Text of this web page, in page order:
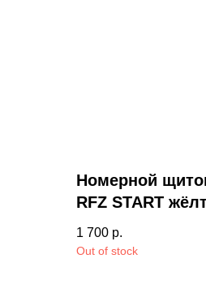
Номерной
RFZ START
1 700 р.
Out of stock